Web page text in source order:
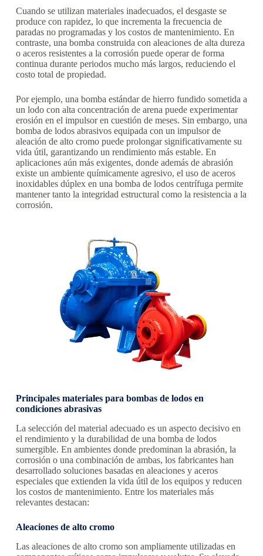
Cuando se utilizan materiales inadecuados, el desgaste se
produce con rapidez, lo que incrementa la frecuencia de
paradas no programadas y los costos de mantenimiento. En
contraste, una bomba construida con aleaciones de alta dureza
o aceros resistentes a la corrosión puede operar de forma
continua durante periodos mucho más largos, reduciendo el
costo total de propiedad.
Por ejemplo, una bomba estándar de hierro fundido sometida a
un lodo con alta concentración de arena puede experimentar
erosión en el impulsor en cuestión de meses. Sin embargo, una
bomba de lodos abrasivos equipada con un impulsor de
aleación de alto cromo puede prolongar significativamente su
vida útil, garantizando un rendimiento más estable. En
aplicaciones aún más exigentes, donde además de abrasión
existe un ambiente químicamente agresivo, el uso de aceros
inoxidables dúplex en una bomba de lodos centrífuga permite
mantener tanto la integridad estructural como la resistencia a la
corrosión.
Principales materiales para bombas de lodos en
condiciones abrasivas
La selección del material adecuado es un aspecto decisivo en
el rendimiento y la durabilidad de una bomba de lodos
sumergible. En ambientes donde predominan la abrasión, la
corrosión o una combinación de ambas, los fabricantes han
desarrollado soluciones basadas en aleaciones y aceros
especiales que extienden la vida útil de los equipos y reducen
los costos de mantenimiento. Entre los materiales más
relevantes destacan:
Aleaciones de alto cromo
Las aleaciones de alto cromo son ampliamente utilizadas en